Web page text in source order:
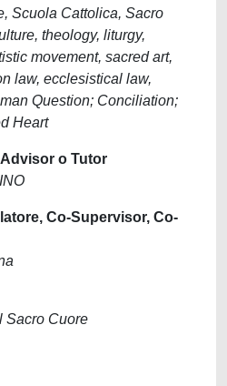
Scuola Cattolica, Sacro
theology, liturgy,
movement, sacred art,
law, ecclesistical law,
Question; Conciliation;
Heart
o Tutor
Co-Supervisor, Co-
Sacro Cuore